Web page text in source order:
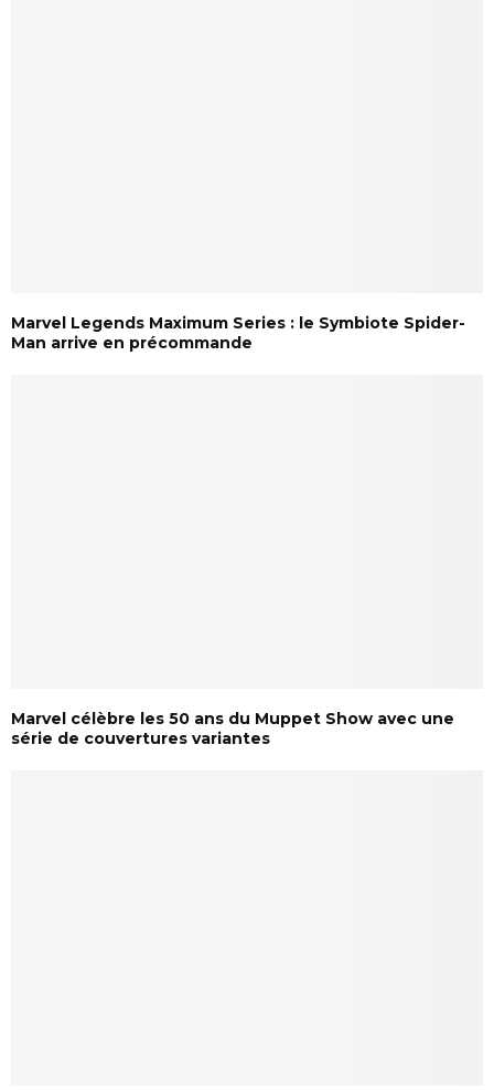
Marvel Legends Maximum Series : le Symbiote Spider-
Man arrive en précommande
Marvel célèbre les 50 ans du Muppet Show avec une
série de couvertures variantes